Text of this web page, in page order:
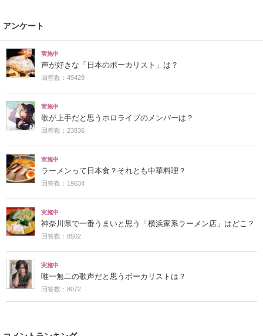
アンケート
実施中
声が好きな「日本のボーカリスト」は？
回答数：49429
実施中
歌が上手だと思うホロライブのメンバーは？
回答数：23836
実施中
ラーメンって日本食？それとも中華料理？
回答数：19634
実施中
神奈川県で一番うまいと思う「横浜家系ラーメン店」はどこ？
回答数：8502
実施中
唯一無二の歌声だと思うボーカリストは？
回答数：8072